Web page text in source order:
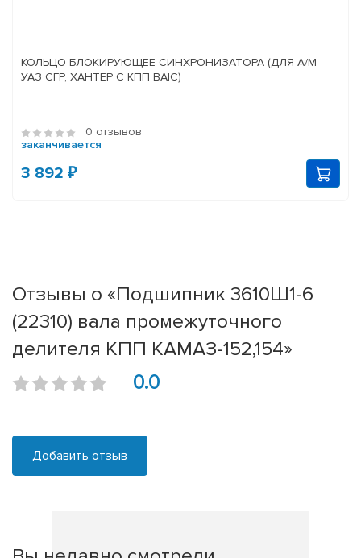
КОЛЬЦО БЛОКИРУЮЩЕЕ СИНХРОНИЗАТОРА (ДЛЯ А/М
УАЗ СГР, ХАНТЕР С КПП BAIC)
0 отзывов
заканчивается
3 892 ₽
Отзывы о «Подшипник 3610Ш1-6
(22310) вала промежуточного
делителя КПП КАМАЗ-152,154»
0.0
Добавить отзыв